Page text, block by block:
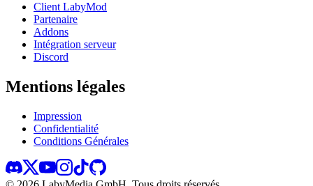
Client LabyMod
Partenaire
Addons
Intégration serveur
Discord
Mentions légales
Impression
Confidentialité
Conditions Générales